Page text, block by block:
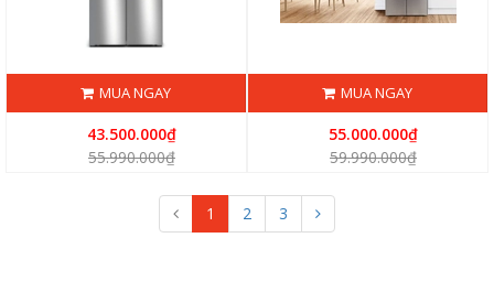
MUA NGAY
43.500.000₫
55.990.000₫
MUA NGAY
55.000.000₫
59.990.000₫
1 2 3